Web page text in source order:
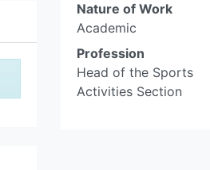
Nature of Work
Academic
Profession
Head of the Sports
Activities Section